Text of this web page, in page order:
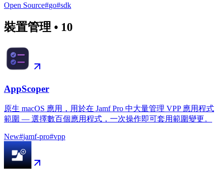
Open Source#go#sdk
裝置管理 • 10
AppScoper
原生 macOS 應用，用於在 Jamf Pro 中大量管理 VPP 應用程式
範圍 — 選擇數百個應用程式，一次操作即可套用範圍變更。
New#jamf-pro#vpp